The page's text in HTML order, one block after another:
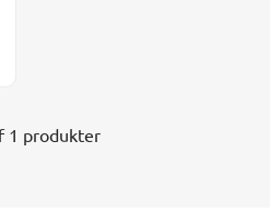
1 produkter